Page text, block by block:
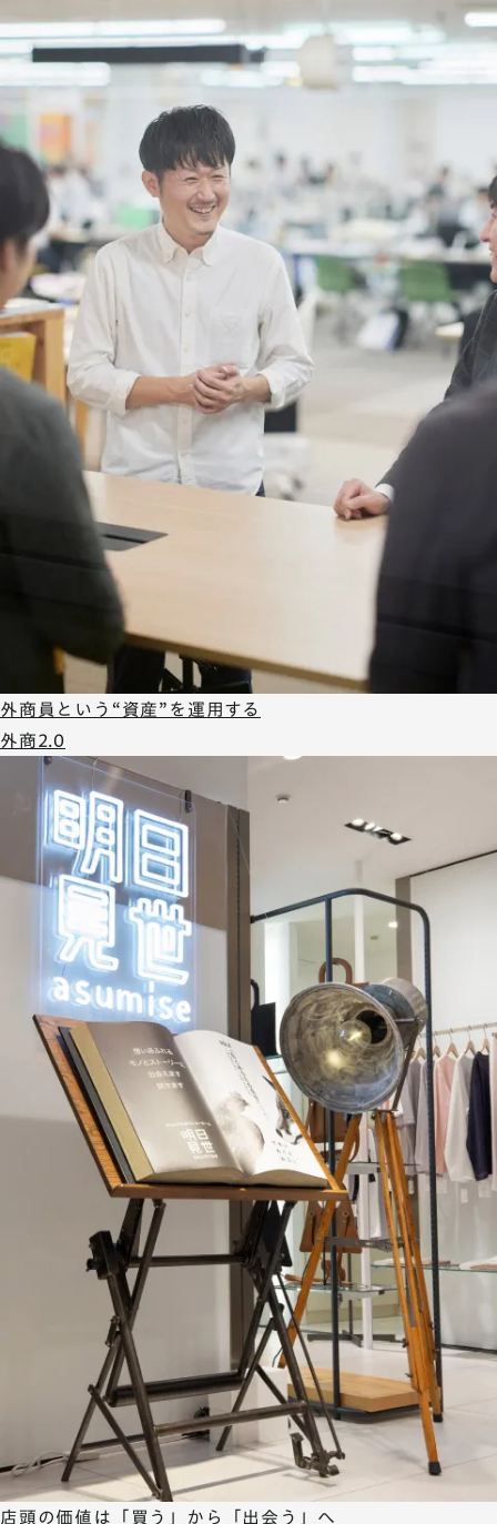
外商員という“資産”を運用する
外商2.0
店頭の価値は「買う」から「出会う」へ